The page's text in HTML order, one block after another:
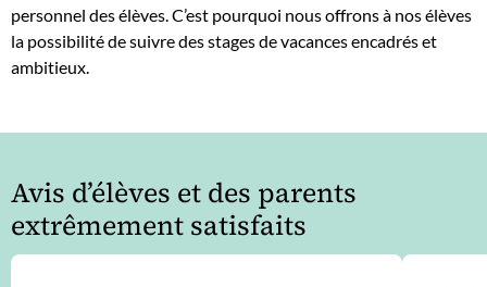
personnel des élèves. C’est pourquoi nous offrons à nos élèves
la possibilité de suivre des stages de vacances encadrés et
ambitieux.
Avis d’élèves et des parents
extrêmement satisfaits